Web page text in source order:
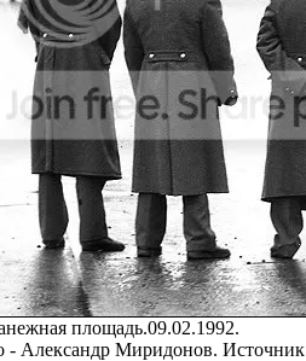
площадь.09.02.1992.
- Александр Миридонов.